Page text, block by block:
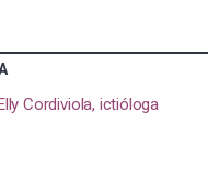
Cordiviola, ictióloga